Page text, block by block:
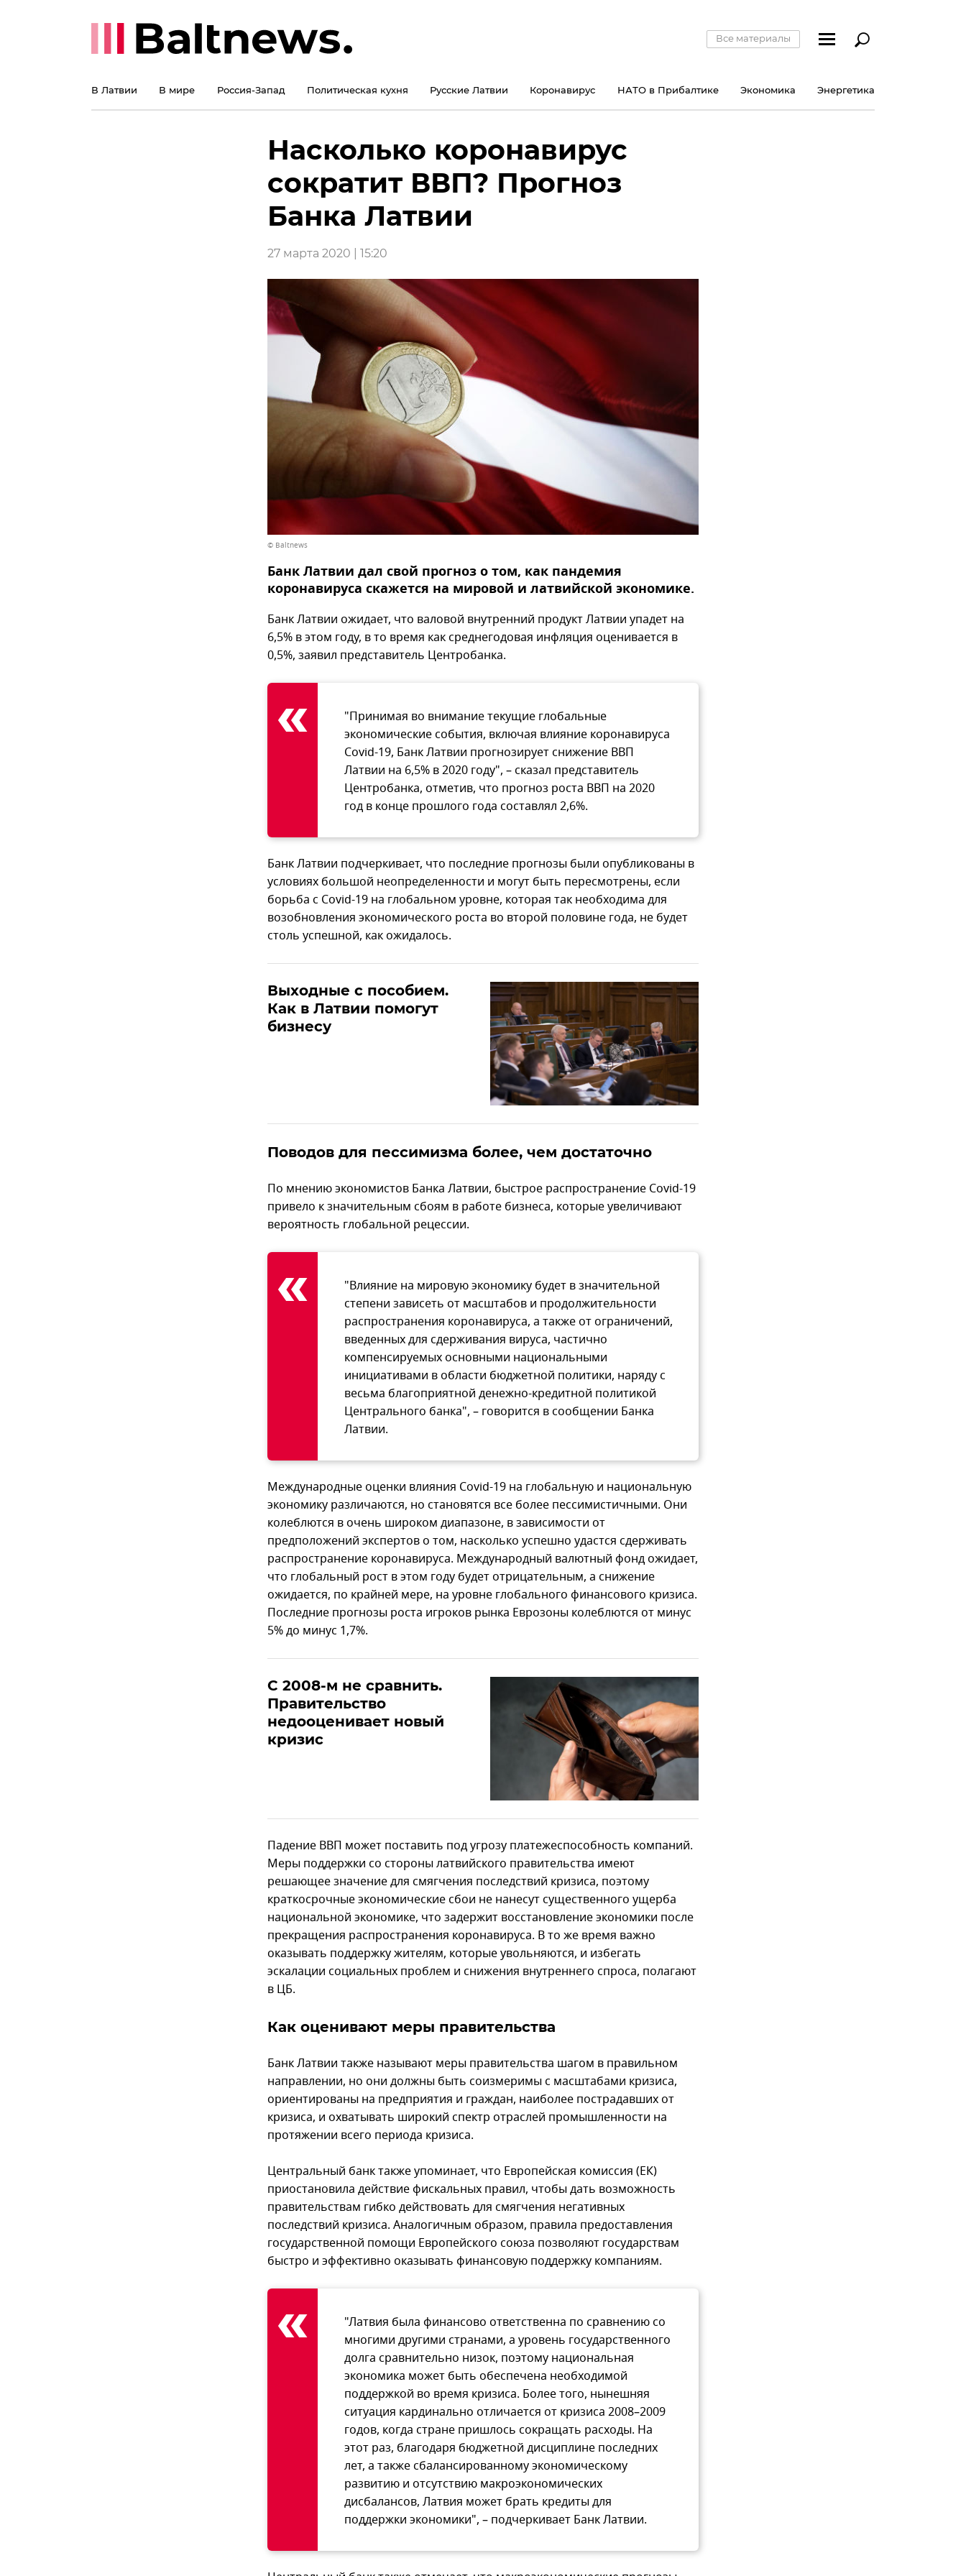
Все материалы
В Латвии В мире Россия-Запад Политическая кухня Русские Латвии Коронавирус НАТО в Прибалтике Экономика Энергетика
Насколько коронавирус
сократит ВВП? Прогноз
Банка Латвии
27 марта 2020 | 15:20
© Baltnews
Банк Латвии дал свой прогноз о том, как пандемия
коронавируса скажется на мировой и латвийской экономике.
Банк Латвии ожидает, что валовой внутренний продукт Латвии упадет на
6,5% в этом году, в то время как среднегодовая инфляция оценивается в
0,5%, заявил представитель Центробанка.
"Принимая во внимание текущие глобальные
экономические события, включая влияние коронавируса
Covid-19, Банк Латвии прогнозирует снижение ВВП
Латвии на 6,5% в 2020 году", – сказал представитель
Центробанка, отметив, что прогноз роста ВВП на 2020
год в конце прошлого года составлял 2,6%.
Банк Латвии подчеркивает, что последние прогнозы были опубликованы в
условиях большой неопределенности и могут быть пересмотрены, если
борьба с Covid-19 на глобальном уровне, которая так необходима для
возобновления экономического роста во второй половине года, не будет
столь успешной, как ожидалось.
Выходные с пособием.
Как в Латвии помогут
бизнесу
Поводов для пессимизма более, чем достаточно
По мнению экономистов Банка Латвии, быстрое распространение Covid-19
привело к значительным сбоям в работе бизнеса, которые увеличивают
вероятность глобальной рецессии.
"Влияние на мировую экономику будет в значительной
степени зависеть от масштабов и продолжительности
распространения коронавируса, а также от ограничений,
введенных для сдерживания вируса, частично
компенсируемых основными национальными
инициативами в области бюджетной политики, наряду с
весьма благоприятной денежно-кредитной политикой
Центрального банка", – говорится в сообщении Банка
Латвии.
Международные оценки влияния Covid-19 на глобальную и национальную
экономику различаются, но становятся все более пессимистичными. Они
колеблются в очень широком диапазоне, в зависимости от
предположений экспертов о том, насколько успешно удастся сдерживать
распространение коронавируса. Международный валютный фонд ожидает,
что глобальный рост в этом году будет отрицательным, а снижение
ожидается, по крайней мере, на уровне глобального финансового кризиса.
Последние прогнозы роста игроков рынка Еврозоны колеблются от минус
5% до минус 1,7%.
С 2008-м не сравнить.
Правительство
недооценивает новый
кризис
Падение ВВП может поставить под угрозу платежеспособность компаний.
Меры поддержки со стороны латвийского правительства имеют
решающее значение для смягчения последствий кризиса, поэтому
краткосрочные экономические сбои не нанесут существенного ущерба
национальной экономике, что задержит восстановление экономики после
прекращения распространения коронавируса. В то же время важно
оказывать поддержку жителям, которые увольняются, и избегать
эскалации социальных проблем и снижения внутреннего спроса, полагают
в ЦБ.
Как оценивают меры правительства
Банк Латвии также называют меры правительства шагом в правильном
направлении, но они должны быть соизмеримы с масштабами кризиса,
ориентированы на предприятия и граждан, наиболее пострадавших от
кризиса, и охватывать широкий спектр отраслей промышленности на
протяжении всего периода кризиса.
Центральный банк также упоминает, что Европейская комиссия (ЕК)
приостановила действие фискальных правил, чтобы дать возможность
правительствам гибко действовать для смягчения негативных
последствий кризиса. Аналогичным образом, правила предоставления
государственной помощи Европейского союза позволяют государствам
быстро и эффективно оказывать финансовую поддержку компаниям.
"Латвия была финансово ответственна по сравнению со
многими другими странами, а уровень государственного
долга сравнительно низок, поэтому национальная
экономика может быть обеспечена необходимой
поддержкой во время кризиса. Более того, нынешняя
ситуация кардинально отличается от кризиса 2008–2009
годов, когда стране пришлось сокращать расходы. На
этот раз, благодаря бюджетной дисциплине последних
лет, а также сбалансированному экономическому
развитию и отсутствию макроэкономических
дисбалансов, Латвия может брать кредиты для
поддержки экономики", – подчеркивает Банк Латвии.